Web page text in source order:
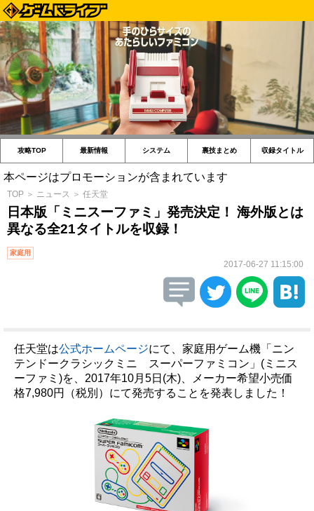
攻略TOP 最新情報 システム 裏技まとめ 収録タイトル
本ページはプロモーションが含まれています
TOP ＞ ニュース ＞ 任天堂
日本版「ミニスーファミ」発売決定！ 海外版とは
異なる全21タイトルを収録！
家庭用
2017-06-27 11:15:00
任天堂は公式ホームページにて、家庭用ゲーム機「ニン
テンドークラシックミニ スーパーファミコン」(ミニス
ーファミ)を、2017年10月5日(木)、メーカー希望小売価
格7,980円（税別）にて発売することを発表しました！